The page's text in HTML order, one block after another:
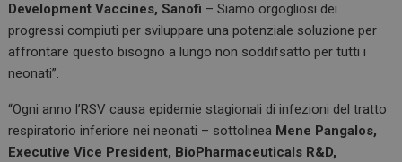
Development Vaccines, Sanofi – Siamo orgogliosi dei
progressi compiuti per sviluppare una potenziale soluzione per
affrontare questo bisogno a lungo non soddifsatto per tutti i
neonati”.
“Ogni anno l’RSV causa epidemie stagionali di infezioni del tratto
respiratorio inferiore nei neonati – sottolinea Mene Pangalos,
Executive Vice President, BioPharmaceuticals R&D,